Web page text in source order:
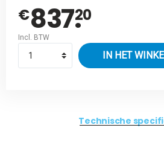
€837.20
Incl. BTW
IN HET
Technische